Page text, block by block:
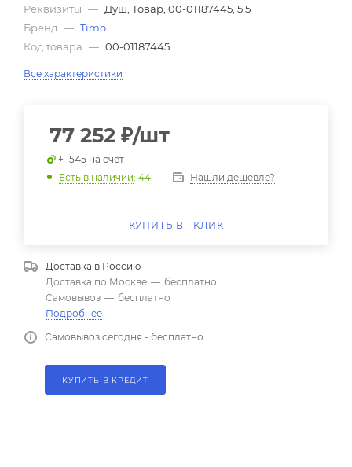
Реквизиты — Душ, Товар, 00-01187445, 5.5
Бренд — Timo
Код товара — 00-01187445
Все характеристики
77 252 ₽/шт
+ 1545 на счет
Есть в наличии: 44 Нашли дешевле?
КУПИТЬ В 1 КЛИК
Доставка в Россию
Доставка по Москве — бесплатно
Самовывоз — бесплатно
Подробнее
Самовывоз сегодня - бесплатно
КУПИТЬ В КРЕДИТ